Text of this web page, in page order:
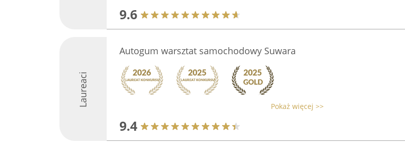
9.6
Laureaci
Autogum warsztat samochodowy Suwara
Pokaż więcej >>
9.4